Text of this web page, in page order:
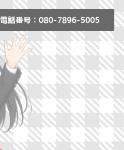
電話番号：080-7896-5005